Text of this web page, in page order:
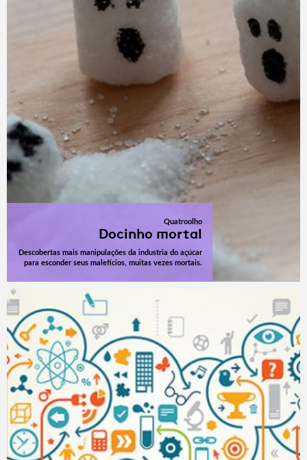
Quatroolho
Docinho mortal
Descobertas mais manipulações da industria do açúcar
para esconder seus malefícios, muitas vezes mortais.